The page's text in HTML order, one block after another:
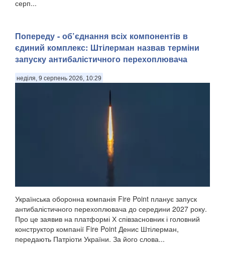
серп...
Попереду - об’єднання всіх компонентів в
єдиний комплекс: Штілерман назвав терміни
запуску антибалістичного перехоплювача
неділя, 9 серпень 2026, 10:29
Українська оборонна компанія Fire Point планує запуск
антибалістичного перехоплювача до середини 2027 року.
Про це заявив на платформі Х співзасновник і головний
конструктор компанії Fire Point Денис Штілерман,
передають Патріоти України. За його слова...